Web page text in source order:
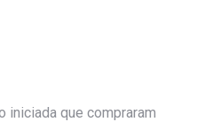
que compraram